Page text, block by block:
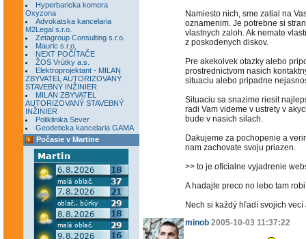
Hyperbaricka komora
Oxyzona
Advokatska kancelaria
M2Legal s.r.o.
Zetagroup Consulting s.r.o.
Mauric s.r.o.
NEXT POČÍTAČE
ŽOS Vrútky a.s.
Elektroprojektant - MILAN
ZBYVATEL AUTORIZOVANÝ
STAVEBNÝ INŽINIER
MILAN ZBYVATEL
AUTORIZOVANÝ STAVEBNÝ
INŽINIER
Poliklinika Sever
Geodeticka kancelaria GAMA
Počasie v Martine
Namiesto nich, sme zatial na
oznamenim. Je potrebne si
vlastnych zaloh. Ak nemate
z poskodenych diskov.
Pre akekolvek otazky alebo
prostrednictvom nasich
situaciu alebo pripadne
Situaciu sa snazime riesit
radi Vam videme v ustrety v
bude v nasich silach.
Dakujeme za pochopenie a
nam zachovate svoju priazen.
>> to je oficialne vyjadrenie
A hadajte preco no lebo tam
Nech si každý hľadí svojich
minob 2005-10-03 11:37:22